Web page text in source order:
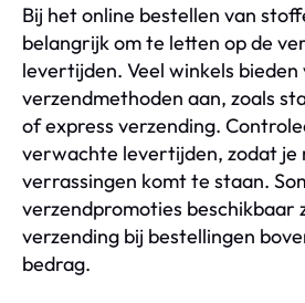
Bij het online bestellen van
belangrijk om te letten op de
levertijden. Veel winkels bieden
verzendmethoden aan, zoals
of express verzending.
verwachte levertijden, zodat je
verrassingen komt te staan.
verzendpromoties beschikbaar
verzending bij bestellingen
bedrag.